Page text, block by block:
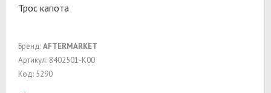
Трос капота
Бренд:AFTERMARKET
Артикул: 8402501-K00
Код: 5290